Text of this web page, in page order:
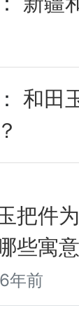
和田
把件
些寓
6年前